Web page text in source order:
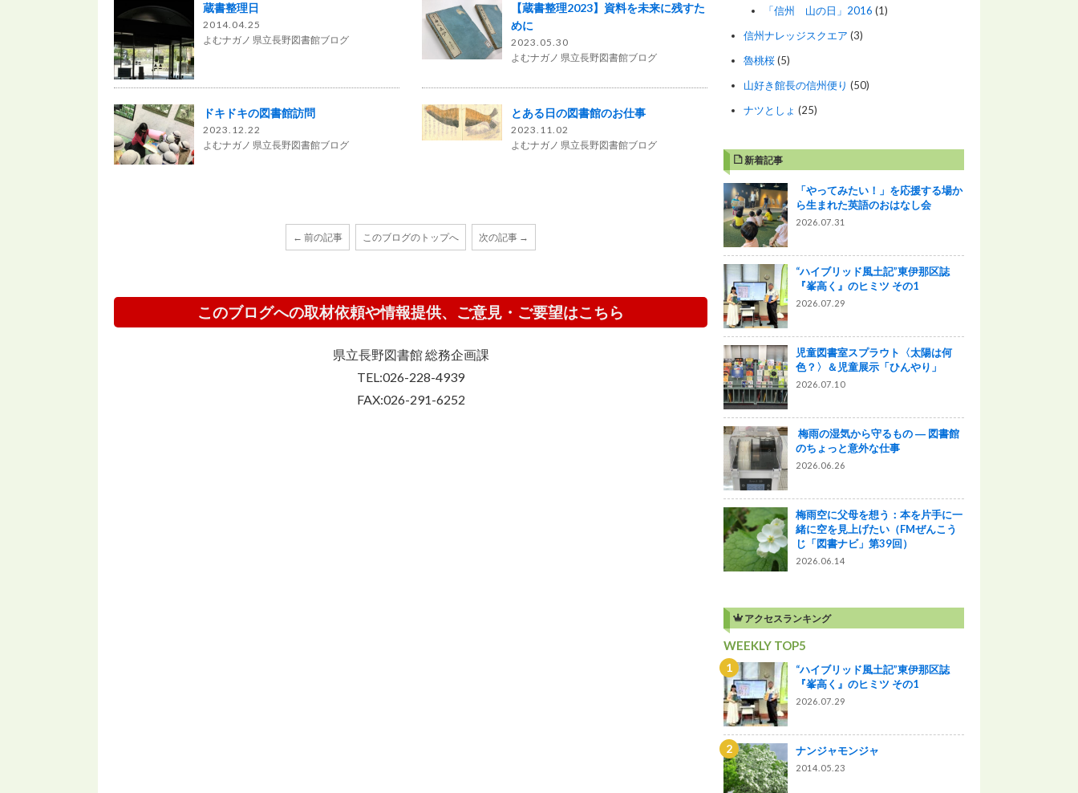
蔵書整理日
2014.04.25
よむナガノ 県立長野図書館ブログ
【蔵書整理2023】資料を未来に残すた
めに
2023.05.30
よむナガノ 県立長野図書館ブログ
ドキドキの図書館訪問
2023.12.22
よむナガノ 県立長野図書館ブログ
とある日の図書館のお仕事
2023.11.02
よむナガノ 県立長野図書館ブログ
← 前の記事 このブログのトップへ 次の記事 →
このブログへの取材依頼や情報提供、ご意見・ご要望はこちら
県立長野図書館 総務企画課
TEL:026-228-4939
FAX:026-291-6252
「信州 山の日」2016 (1)
信州ナレッジスクエア (3)
魯桃桜(5)
山好き館長の信州便り (50)
ナツとしょ (25)
新着記事
「やってみたい！」を応援する場か
ら生まれた英語のおはなし会
2026.07.31
“ハイブリッド風土記”東伊那区誌
『峯高く』のヒミツ その1
2026.07.29
児童図書室スプラウト〈太陽は何
色？〉＆児童展示「ひんやり」
2026.07.10
梅雨の湿気から守るもの ― 図書館
のちょっと意外な仕事
2026.06.26
梅雨空に父母を想う：本を片手に一
緒に空を見上げたい（FMぜんこう
じ「図書ナビ」第39回）
2026.06.14
アクセスランキング
WEEKLY TOP5
“ハイブリッド風土記”東伊那区誌
『峯高く』のヒミツ その1
2026.07.29
ナンジャモンジャ
2014.05.23